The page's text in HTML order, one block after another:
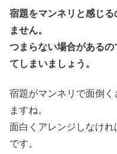
宿題をマンネリと感じ
ません。
つまらない場合がある
てしまいましょう。
宿題がマンネリで面倒
ますね。
面白くアレンジしなけ
です。